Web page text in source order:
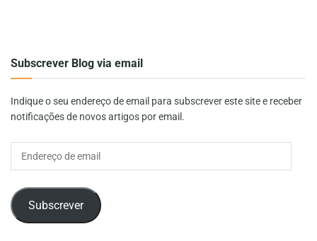
Subscrever Blog via email
Indique o seu endereço de email para subscrever este site e receber
notificações de novos artigos por email.
Subscrever